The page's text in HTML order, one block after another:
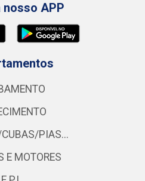
nosso APP
PIAS...
E MOTORES